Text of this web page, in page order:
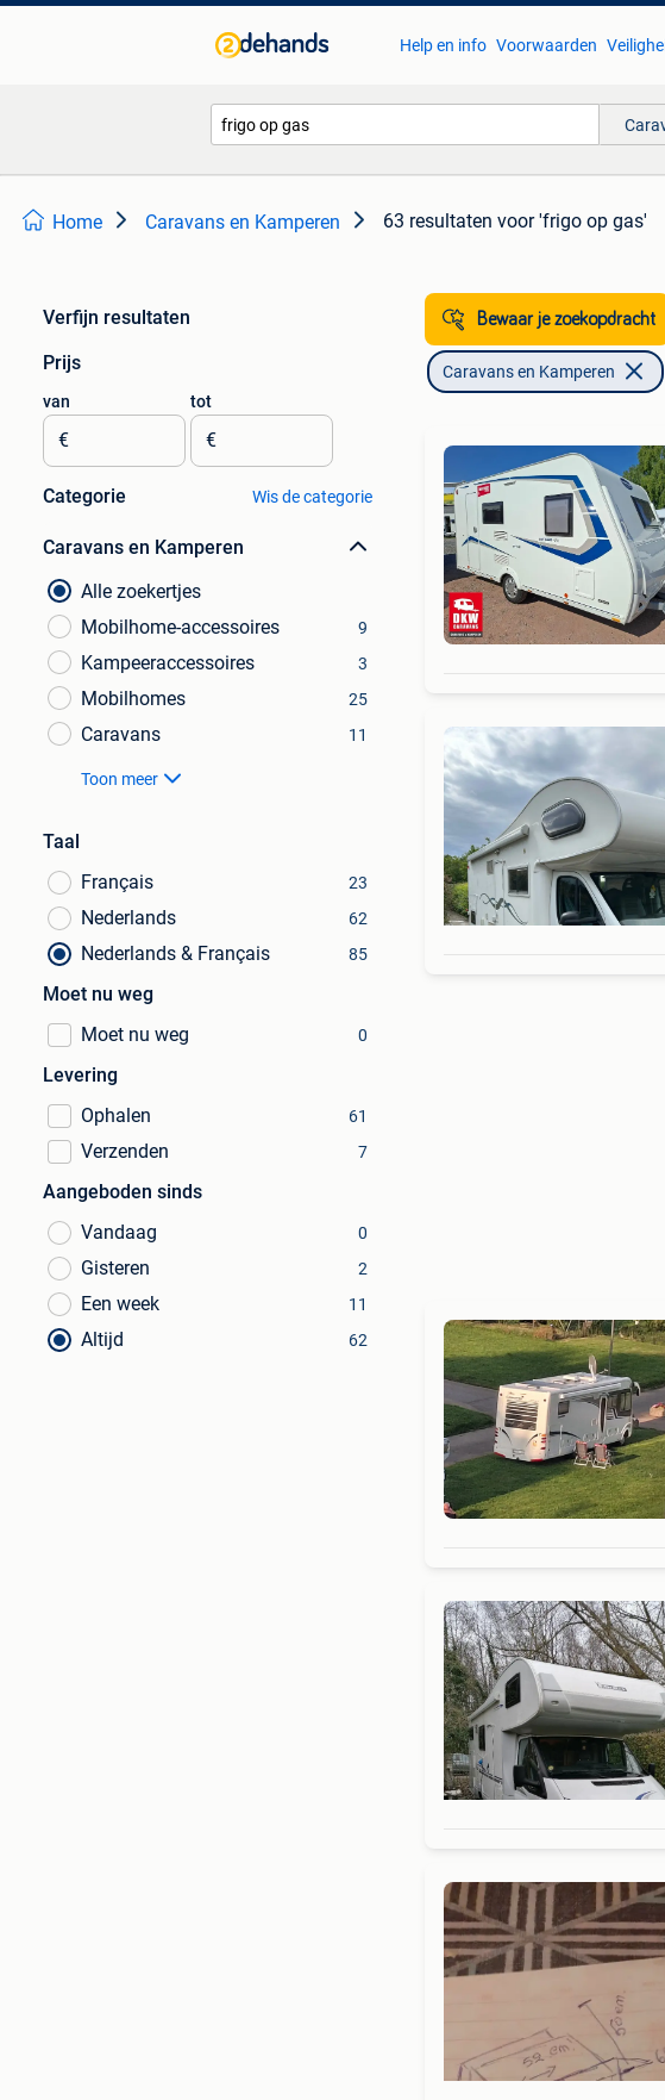
Help en info Voorwaarden
Home Caravans en Kamperen 63 resultaten voor 'frigo op gas'
Verfijn resultaten
Prijs
van
€
tot
€
Categorie Wis de categorie
Caravans en Kamperen
Alle zoekertjes
Mobilhome-accessoires
9
Kampeeraccessoires 3
Mobilhomes 25
Caravans 11
Toon meer
Taal
Français
23
Nederlands 62
Nederlands & Français 85
Moet nu weg
Moet nu weg
0
Levering
Ophalen
61
Verzenden 7
Aangeboden sinds
Vandaag
0
Gisteren 2
Een week 11
Altijd 62
Bewaar je zoekopdracht
Caravans en Kamperen